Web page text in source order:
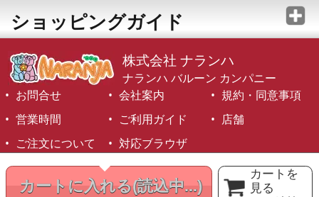
カートに入れる(読込中...)
カートを
見る
ショッピングガイド
株式会社 ナランハ
ナランハ バルーン カンパニー
お問合せ
会社案内
規約・同意事項
営業時間
ご利用ガイド
店舗
ご注文について
対応ブラウザ
©1999-2026 NARANJA Inc. All Rights Reserved.